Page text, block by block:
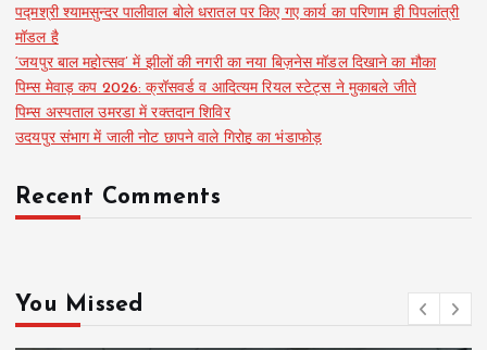
p
a
पद्मश्री श्यामसुन्दर पालीवाल बोले धरातल पर किए गए कार्य का परिणाम ही पिपलांत्री
मॉडल है
‘जयपुर बाल महोत्सव’ में झीलों की नगरी का नया बिज़नेस मॉडल दिखाने का मौका
पिम्स मेवाड़ कप 2026: क्रॉसवर्ड व आदित्यम रियल स्टेट्स ने मुकाबले जीते
पिम्स अस्पताल उमरडा में रक्तदान शिविर
उदयपुर संभाग में जाली नोट छापने वाले गिरोह का भंडाफोड़
Recent Comments
You Missed